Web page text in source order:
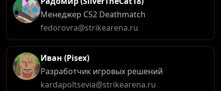
Менеджер CS2 Deathmatch
fedorovra@strikearena.ru
Иван (Pisex)
Разработчик игровых решений
kardapoltsevia@strikearena.ru